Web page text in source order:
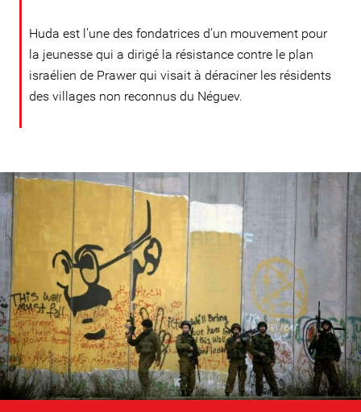
Huda est l’une des fondatrices d’un mouvement pour
la jeunesse qui a dirigé la résistance contre le plan
israélien de Prawer qui visait à déraciner les résidents
des villages non reconnus du Néguev.
israel-
general-
context.jpg